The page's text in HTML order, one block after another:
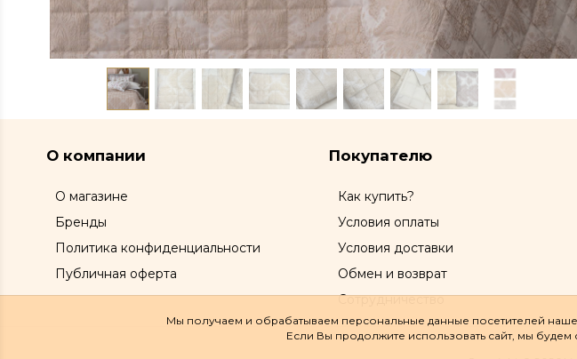
О компании
О магазине
Бренды
Политика конфиденциальности
Публичная оферта
Покупателю
Как купить?
Условия оплаты
Условия доставки
Обмен и возврат
Сотрудничество
Мы получаем и обрабатываем персональные данные посетителей
Если Вы продолжите использовать сайт, мы будем